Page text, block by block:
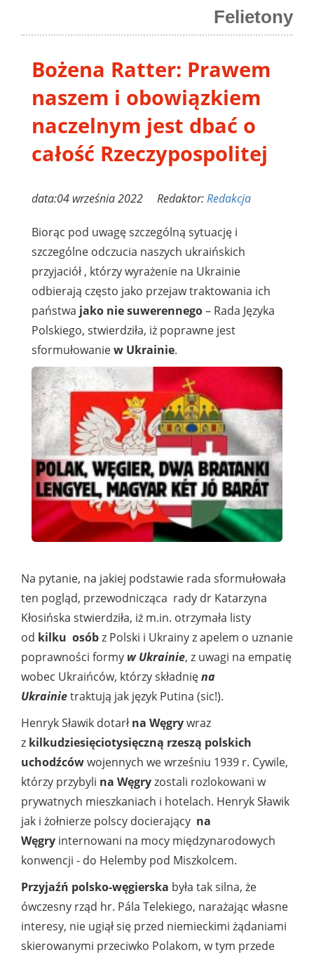
Felietony
Bożena Ratter: Prawem
naszem i obowiązkiem
naczelnym jest dbać o
całość Rzeczypospolitej
data:04 września 2022 Redaktor:Redakcja
Biorąc pod uwagę szczególną sytuację i
szczególne odczucia naszych ukraińskich
przyjaciół , którzy wyrażenie na Ukrainie
odbierają często jako przejaw traktowania ich
państwa jako nie suwerennego– Rada Języka
Polskiego, stwierdziła, iż poprawne jest
sformułowaniew Ukrainie.
Na pytanie, na jakiej podstawie rada sformułowała
ten pogląd, przewodnicząca rady dr Katarzyna
Kłosińska stwierdziła, iż m.in. otrzymała listy
od kilku osóbz Polski i Ukrainy z apelem o uznanie
poprawności formy w Ukrainie, z uwagi na empatię
wobec Ukraińców, którzy składnięna
Ukrainietraktują jak język Putina (sic!).
Henryk Sławik dotarł na Węgrywraz
z kilkudziesięciotysięczną rzeszą polskich
uchodźcówwojennych we wrześniu 1939 r. Cywile,
którzy przybyli na Węgryzostali rozlokowani w
prywatnych mieszkaniach i hotelach. Henryk Sławik
jak i żołnierze polscy docierający na
Węgry internowani na mocy międzynarodowych
konwencji - do Helemby pod Miszkolcem.
Przyjaźń polsko-węgierska była tak silna, że
ówczesny rząd hr. Pála Telekiego, narażając własne
interesy, nie ugiął się przed niemieckimi żądaniami
skierowanymi przeciwko Polakom, w tym przede